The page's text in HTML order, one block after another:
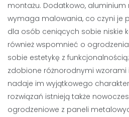
montażu. Dodatkowo, aluminium
wymaga malowania, co czyni je
dla osób ceniących sobie niskie
również wspomnieć o
sobie estetykę z
zdobione różnorodnymi
nadaje im wyjątkowego
rozwiązań istnieją także
ogrodzeniowe z paneli